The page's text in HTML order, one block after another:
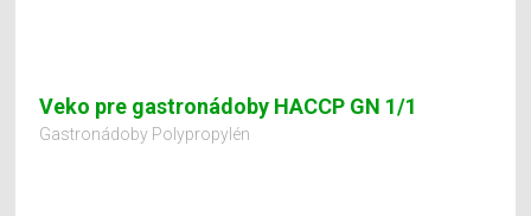
Veko pre gastronádoby HACCP GN 1/1
Gastronádoby Polypropylén